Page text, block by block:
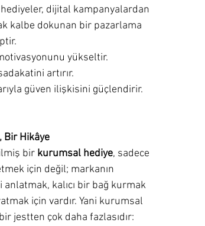
dijital kampanyalardan
kalbe dokunan bir pazarlama
yükseltir.
artırır.
güven ilişkisini güçlendirir.
Bir Hikâye
bir kurumsal hediye, sadece
için değil; markanın
kalıcı bir bağ kurmak
için vardır. Yani kurumsal
jestten çok daha fazlasıdır: